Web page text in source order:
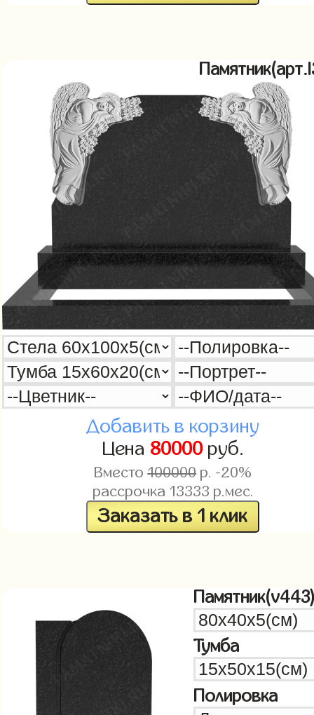
Добавить в корзину
Цена 80000руб.
Вместо100000р. -20%
рассрочка 13333 р.мес.
Заказать в 1 клик
Тумба
Полировка